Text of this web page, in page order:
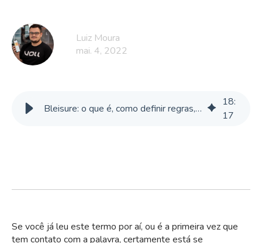
Luiz Moura
mai. 4, 2022
Bleisure: o que é, como definir regras, implementar e quais os benefícios
18:
17
Se você já leu este termo por aí, ou é a primeira vez que
tem contato com a palavra, certamente está se